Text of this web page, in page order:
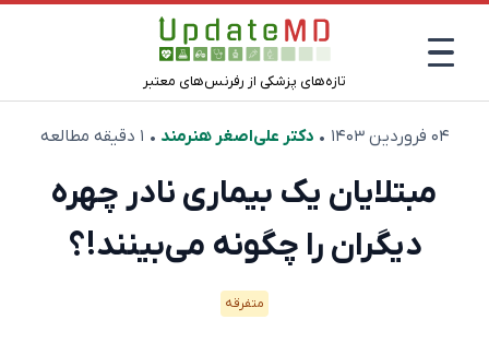
تازه‌های پزشکی از رفرنس‌های معتبر
۰۴ فروردین ۱۴۰۳ •دکتر علی‌اصغر هنرمند • ۱ دقیقه مطالعه
مبتلایان یک بیماری نادر چهره
دیگران را چگونه می‌بینند!؟
متفرقه